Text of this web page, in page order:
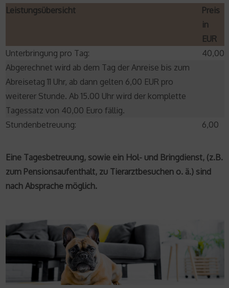
Leistungsübersicht
Preis
in
EUR
Unterbringung pro Tag:
40,00
Abgerechnet wird ab dem Tag der Anreise bis zum
Abreisetag 11 Uhr, ab dann gelten 6,00 EUR pro
weiterer Stunde. Ab 15.00 Uhr wird der komplette
Tagessatz von 40,00 Euro fällig.
Stundenbetreuung:
6,00
Eine Tagesbetreuung, sowie ein Hol- und Bringdienst, (z.B.
zum Pensionsaufenthalt, zu Tierarztbesuchen o. ä.) sind
nach Absprache möglich.